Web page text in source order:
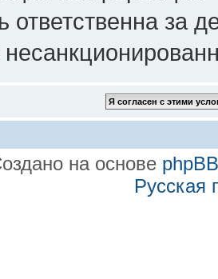
ответственна за
на основе phpBB
Русская